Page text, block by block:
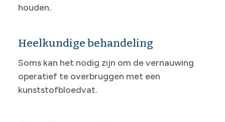
houden.
Heelkundige behandeling
Soms kan het nodig zijn om de vernauwing
operatief te overbrug­gen met een
kunststofbloedvat.